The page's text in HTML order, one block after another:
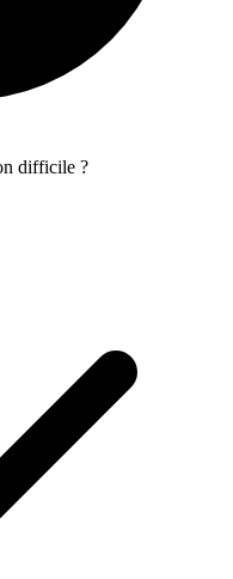
difficile ?